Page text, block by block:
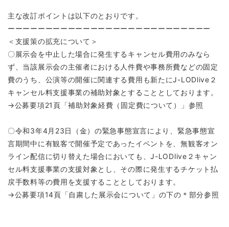
主な改訂ポイントは以下のとおりです。
ーーーーーーーーーーーーーーーーーーーーーーーーーーー
＜支援策の拡充について＞
〇展示会を中止した場合に発生するキャンセル費用のみなら
ず、当該展示会の主催者における人件費や事務所費などの固定
費のうち、公演等の開催に関連する費用も新たにJ-LODlive２
キャンセル料支援事業の補助対象とすることとしております。
→公募要項21頁「補助対象経費（固定費について）」参照
〇令和3年4月23日（金）の緊急事態宣言により、緊急事態宣
言期間中に有観客で開催予定であったイベントを、無観客オン
ライン配信に切り替えた場合においても、J-LODlive２キャン
セル料支援事業の支援対象とし、その際に発生するチケット払
戻手数料等の費用を支援することとしております。
→公募要項14頁「自粛した展示会について」の下の＊部分参照